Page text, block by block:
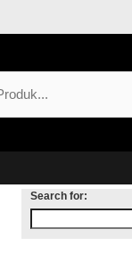
Search for: